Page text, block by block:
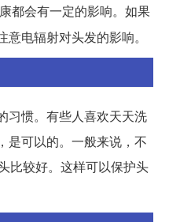
都会有一定的影响。如果
电辐射对头发的影响。
习惯。有些人喜欢天天洗
是可以的。一般来说，不
比较好。这样可以保护头